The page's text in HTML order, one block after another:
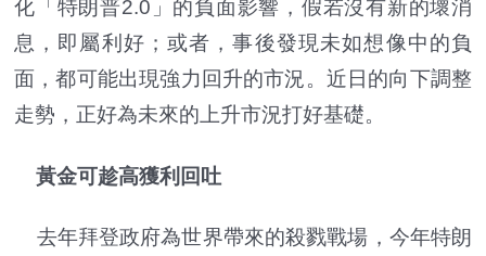
化「特朗普2.0」的負面影響，假若沒有新的壞消
息，即屬利好；或者，事後發現未如想像中的負
面，都可能出現強力回升的市況。近日的向下調整
走勢，正好為未來的上升市況打好基礎。
黃金可趁高獲利回吐
去年拜登政府為世界帶來的殺戮戰場，今年特朗